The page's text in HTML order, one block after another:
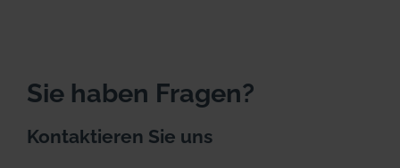
Sie haben Fragen?
Kontaktieren Sie uns